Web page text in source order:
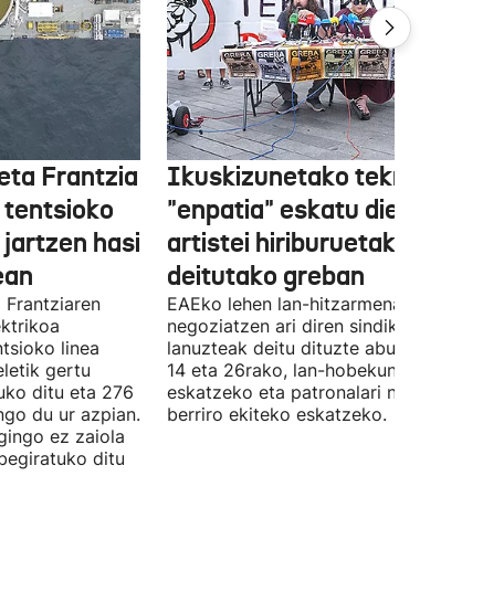
Frantzia
hasi
Frantziaren
linea
gertu
ditu eta 276
du ur azpian.
ez zaiola
ditu
Ikuskizunetako teknikariek
"enpatia" eskatu diete
artistei hiriburuetako
deitutako greban
EAEko lehen lan-hitzarmena
negoziatzen ari diren sindikatuek
lanuzteak deitu dituzte abuztuaren 5,
14 eta 26rako, lan-hobekuntzak
eskatzeko eta patronalari
berriro ekiteko eskatzeko.